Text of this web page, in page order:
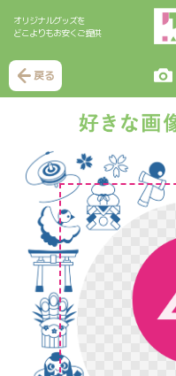
オリジナルグッズを
どこよりもお安くご提供
戻る